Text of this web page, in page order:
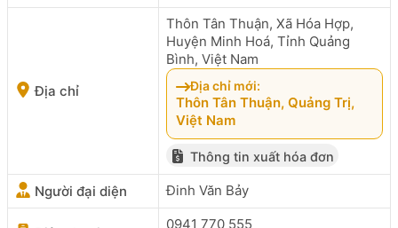
Địa chỉ
Thôn Tân Thuận, Xã Hóa Hợp,
Huyện Minh Hoá, Tỉnh Quảng
Bình, Việt Nam
Địa chỉ mới:
Thôn Tân Thuận, Quảng Trị,
Việt Nam
Thông tin xuất hóa đơn
Người đại diện Đinh Văn Bảy
0941 770 555